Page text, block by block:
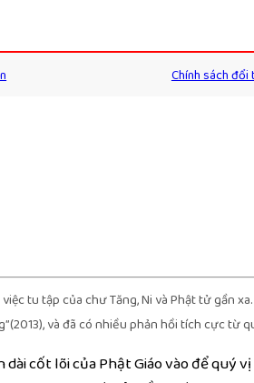
Chính sách đổi
tu tậpcủachư Tăng, Ni vàPhật tửgần
và đã có nhiều phản hồitích cựctừ
dàicốt lõicủaPhật Giáovào để quý vị